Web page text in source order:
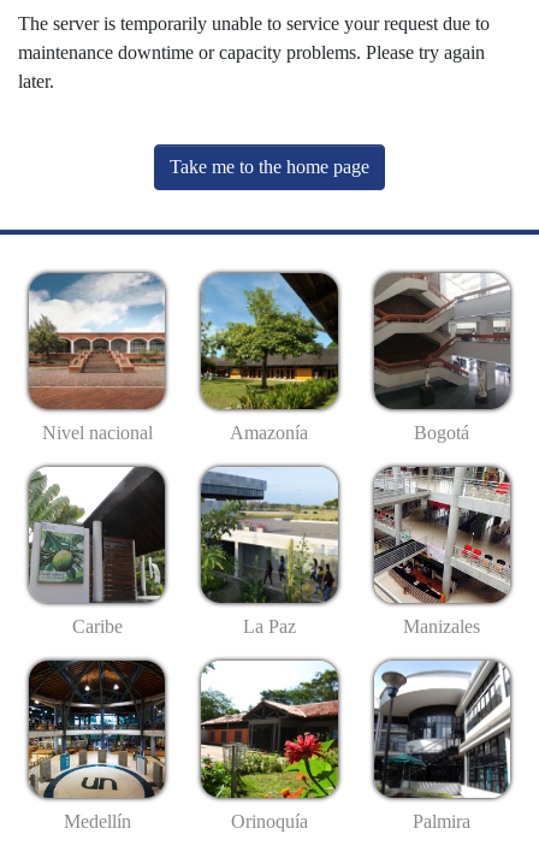
The server is temporarily unable to service your request due to
maintenance downtime or capacity problems. Please try again
later.
Take me to the home page
Nivel nacional Amazonía Bogotá
Caribe La Paz Manizales
Medellín Orinoquía Palmira